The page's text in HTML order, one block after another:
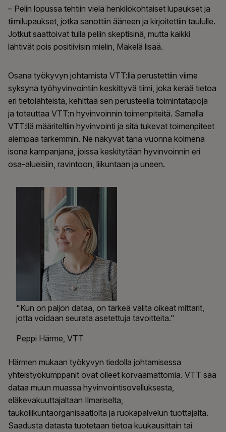
– Pelin lopussa tehtiin vielä henkilökohtaiset lupaukset ja
tiimilupaukset, jotka sanottiin ääneen ja kirjoitettiin taululle.
Jotkut saattoivat tulla peliin skeptisinä, mutta kaikki
lähtivät pois positiivisin mielin, Mäkelä lisää.
Osana työkyvyn johtamista VTT:llä perustettiin viime
syksynä työhyvinvointiin keskittyvä tiimi, joka kerää tietoa
eri tietolähteistä, kehittää sen perusteella toimintatapoja
ja toteuttaa VTT:n hyvinvoinnin toimenpiteitä. Samalla
VTT:llä määriteltiin hyvinvointi ja sitä tukevat toimenpiteet
aiempaa tarkemmin. Ne näkyvät tänä vuonna kolmena
isona kampanjana, joissa keskitytään hyvinvoinnin eri
osa-alueisiin, ravintoon, liikuntaan ja uneen.
"Kun on paljon dataa, on tärkeä valita oikeat mittarit,
jotta voidaan seurata asetettuja tavoitteita."
Peppi Härme, VTT
Härmen mukaan työkyvyn tiedolla johtamisessa
yhteistyökumppanit ovat olleet korvaamattomia. VTT saa
dataa muun muassa hyvinvointisovelluksesta,
eläkevakuuttajaltaan Ilmariselta,
taukoliikuntaorganisaatiolta ja ruokapalvelun tuottajalta.
Saadusta datasta tuotetaan tietoa kuukausittain tai